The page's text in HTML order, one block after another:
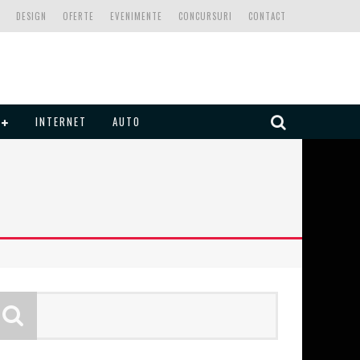
CONTACT
CONCURSURI
EVENIMENTE
OFERTE
DESIGN
INTERNET AUTO